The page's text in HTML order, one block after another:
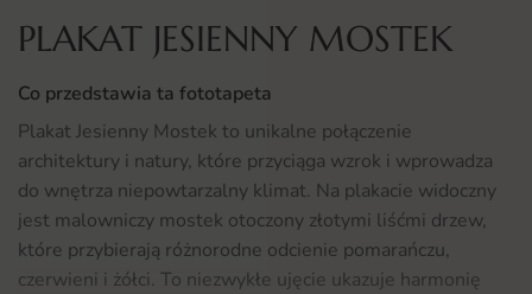
PLAKAT JESIENNY MOSTEK
Co przedstawia ta fototapeta
Plakat Jesienny Mostek to unikalne połączenie
architektury i natury, które przyciąga wzrok i wprowadza
do wnętrza niepowtarzalny klimat. Na plakacie widoczny
jest malowniczy mostek otoczony złotymi liśćmi drzew,
które przybierają różnorodne odcienie pomarańczu,
czerwieni i żółci. To niezwykłe ujęcie ukazuje harmonię